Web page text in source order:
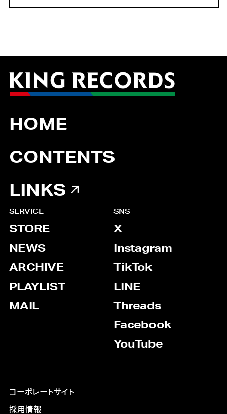
HOME
CONTENTS
LINKS
SERVICE
STORE
NEWS
ARCHIVE
PLAYLIST
MAIL
SNS
X
Instagram
TikTok
LINE
Threads
Facebook
YouTube
コーポレートサイト
採用情報